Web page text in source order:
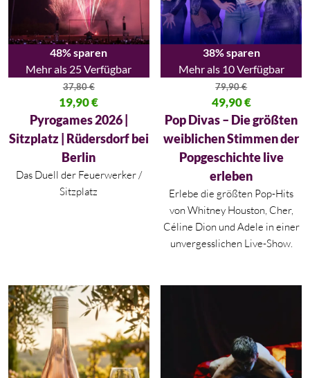
48% sparen
Mehr als 25 Verfügbar
37,80€
Ursprünglicher Preis war: 37,80 €
19,90€
Aktueller Preis ist: 19,90 €.
Pyrogames 2026 |
Sitzplatz | Rüdersdorf bei
Berlin
Das Duell der Feuerwerker /
Sitzplatz
38% sparen
Mehr als 10 Verfügbar
79,90€
Ursprünglicher Preis war:
49,90€
Aktueller Preis ist: 49,90 €.
Pop Divas – Die größten
weiblichen Stimmen der
Popgeschichte live
erleben
Erlebe die größten Pop-Hits
von Whitney Houston, Cher,
Céline Dion und Adele in einer
unvergesslichen Live-Show.